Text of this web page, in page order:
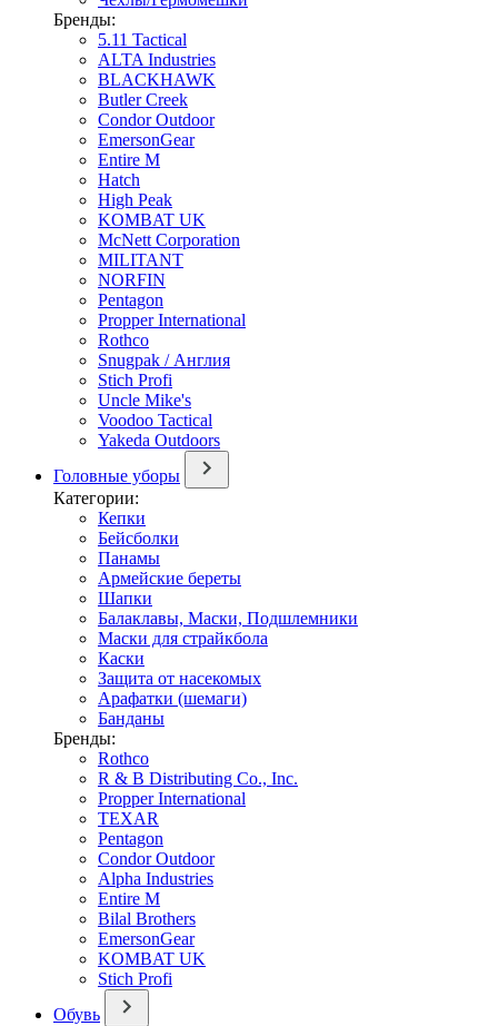
Бренды:
5.11 Tactical
ALTA Industries
BLACKHAWK
Butler Creek
Condor Outdoor
EmersonGear
Entire M
Hatch
High Peak
KOMBAT UK
McNett Corporation
MILITANT
NORFIN
Pentagon
Propper International
Rothco
Snugpak / Англия
Stich Profi
Uncle Mike's
Voodoo Tactical
Yakeda Outdoors
Головные уборы
Категории:
Кепки
Бейсболки
Панамы
Армейские береты
Шапки
Балаклавы, Маски, Подшлемники
Маски для страйкбола
Каски
Защита от насекомых
Арафатки (шемаги)
Банданы
Бренды:
Rothco
R & B Distributing Co., Inc.
Propper International
TEXAR
Pentagon
Condor Outdoor
Alpha Industries
Entire M
Bilal Brothers
EmersonGear
KOMBAT UK
Stich Profi
Обувь